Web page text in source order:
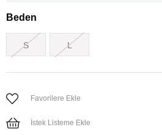
Beden
S L
Favorilere Ekle
İstek Listeme Ekle